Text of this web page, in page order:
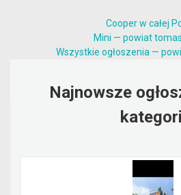
Cooper w całej
Mini — powiat
Wszystkie ogłoszenia —
Najnowsze